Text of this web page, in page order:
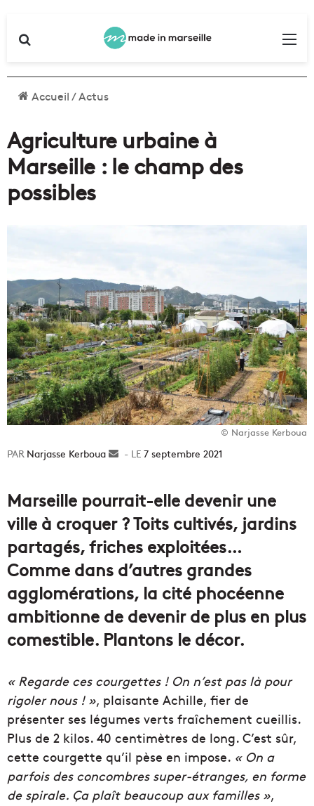
Accueil/Actus
Agriculture urbaine à
Marseille : le champ des
possibles
© Narjasse Kerboua
Narjasse Kerboua
Envoyer7 septembre 2021
Marseille pourrait-elle devenir une
ville à croquer ? Toits cultivés, jardins
partagés, friches exploitées…
Comme dans d’autres grandes
agglomérations, la cité phocéenne
ambitionne de devenir de plus en plus
comestible. Plantons le décor.
« Regarde ces courgettes ! On n’est pas là pour
rigoler nous ! », plaisante Achille, fier de
présenter ses légumes verts fraîchement cueillis.
Plus de 2 kilos. 40 centimètres de long. C’est sûr,
cette courgette qu’il pèse en impose. « On a
parfois des concombres super-étranges, en forme
de spirale. Ça plaît beaucoup aux familles »,